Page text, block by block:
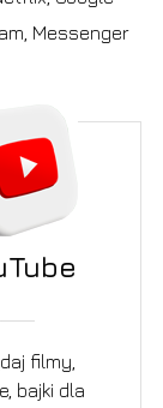
Messenger
filmy,
bajki dla